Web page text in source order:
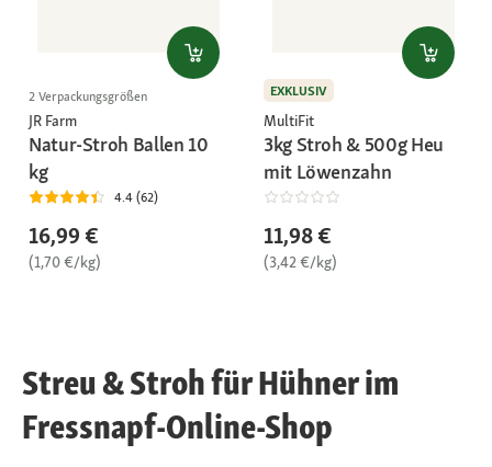
2 Verpackungsgrößen
JR Farm
Natur-Stroh Ballen 10
kg
4.4 (62)
16,99 €
(1,70 €/kg)
EXKLUSIV
MultiFit
3kg Stroh & 500g Heu
mit Löwenzahn
11,98 €
(3,42 €/kg)
Streu & Stroh für Hühner im
Fressnapf-Online-Shop